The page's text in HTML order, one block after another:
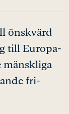
önskvärd
till Europa­
fri­